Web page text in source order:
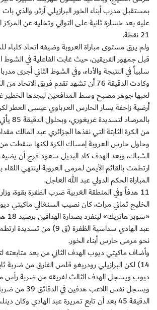
بمستقبل مدرب أبناء الخور البرازيلي آرثر، والذي
عليه بعد خسارة ثانية على التوالي وتخليه عن المركز
21 نقطة.
ولم يرق مستوى مباراة العروبة وضيفه اتحاد
قبل جمهور الفريقين، حيث غابت الفاعلية في الشوط
سلبياً في النتيجة والأداء، وفي الشوط الثاني أجرى
وكادت الدقيقة 76 أن تشهد تقدم فريق
لعبها جوهر مصبح وسط المدافعين ليجدها الخطير
أرضية زاحفة يسار الحارس العرباوي عيسى العطر
من الكرة الثابتة التي نفذها الجزائري عبد المالك
وحاول حارس العروبة إمساك الكرة لكنها سقطت
الشباك، وبعد الهدف كاد البديل سعود فرج أن يضيف
ارتطمت بالقائم الأيمن لمرمى العروبة لينتهي اللقاء
المباراة الحكم الدولي عبد الله العاجل.
11 هدفاً وفي المنطقة الغربية ضرب الظفرة بقوة،
الخليج ثماني مرات، كان نصيب السنغالي ماكيتي
عبد الهادي سداسية الظفرة (ق 9)
نحو مرمى حارس أبناء الخور.
وأضاف ماكيتي ديوب الهدف الثاني من بعد متابعته
ويسجل نفس اللاعب
الدقيقة 45 بعد أن تابع تمريرة عبد الهادي